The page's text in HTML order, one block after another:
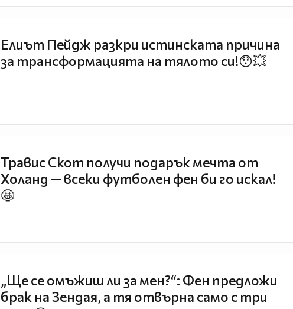
Елиът Пейдж разкри истинската причина
за трансформацията на тялото си!😯💥
Травис Скот получи подарък мечта от
Холанд — всеки футболен фен би го искал!
🤩
„Ще се омъжиш ли за мен?“: Фен предложи
брак на Зендая, а тя отвърна само с три